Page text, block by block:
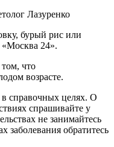
Лазуренко
24».
что
возрасте.
справочных целях. О
спрашивайте у
не занимайтесь
заболевания обратитесь